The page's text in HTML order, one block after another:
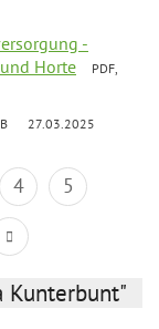
-
Horte
PDF,
27.03.2025
4
5
Kunterbunt"